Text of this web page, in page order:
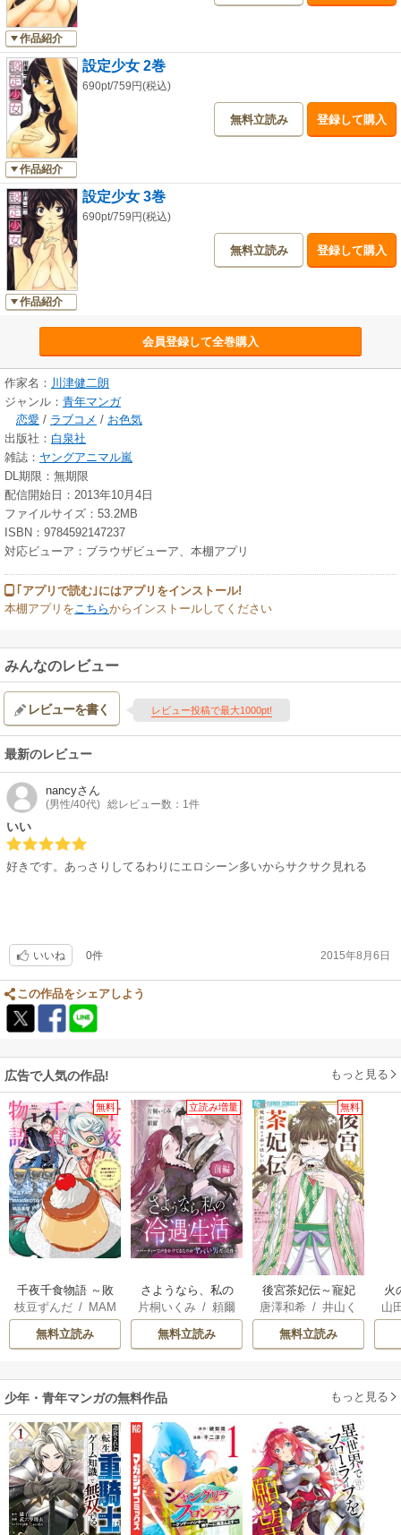
作品紹介
作品紹介
設定少女 2巻
690pt/759円(税込)
無料立読み 登録して購入
作品紹介
設定少女 3巻
690pt/759円(税込)
無料立読み 登録して購入
会員登録して全巻購入
作家名： 川津健二朗
ジャンル： 青年マンガ
恋愛 / ラブコメ / お色気
出版社： 白泉社
雑誌： ヤングアニマル嵐
DL期限：無期限
配信開始日：2013年10月4日
ファイルサイズ：53.2MB
ISBN：9784592147237
対応ビューア：ブラウザビューア、本棚アプリ
｢アプリで読む｣にはアプリをインストール!
本棚アプリをこちらからインストールしてください
みんなのレビュー
レビューを書く レビュー投稿で最大1000pt!
最新のレビュー
nancyさん
(男性/40代) 総レビュー数：1件
いい
好きです。あっさりしてるわりにエロシーン多いからサクサク見れる
いいね 0件 2015年8月6日
この作品をシェアしよう
広告で人気の作品! もっと見る
無料
千夜千食物語 ～敗
国の姫ですが氷の
皇子殿下がどうも
溺愛してくれてい
枝豆ずんだ/ MAM
AKOTO
/ 鴉羽凛燈
無料立読み
立読み増量
さようなら、私の
冷遇生活 ～パーテ
ィーで声をかけて
きたのがヤバい男
片桐いくみ / 頼爾
無料立読み
無料
後宮茶妃伝～寵妃
は愛より茶が欲し
い～
唐澤和希 /井山く
らげ
無料立読み
火
人
山
少年・青年マンガの無料作品 もっと見る